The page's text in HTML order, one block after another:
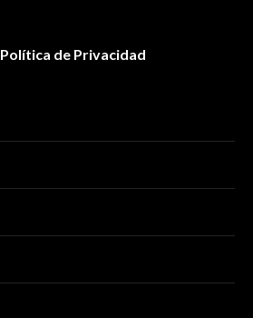
Política de Privacidad